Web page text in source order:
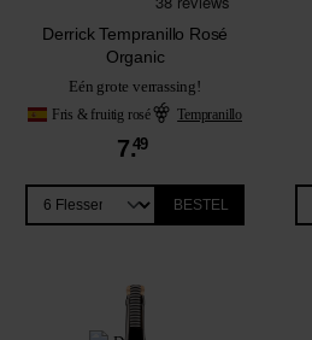
Derrick Tempranillo Rosé
Organic
Eén grote verrassing!
Fris & fruitig rosé Tempranillo
7.49
BESTEL